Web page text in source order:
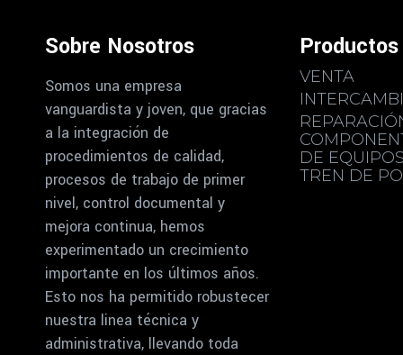
Sobre Nosotros
Somos una empresa
vanguardista y joven, que gracias
a la integración de
procedimientos de calidad,
procesos de trabajo de primer
nivel, control documental y
mejora continua, hemos
experimentado un crecimiento
importante en los últimos años.
Esto nos ha permitido robustecer
nuestra linea técnica y
administrativa, llevando toda
VENTA
DE
TREN DE